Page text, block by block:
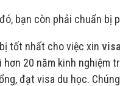
bạn còn phải chuẩn bị
tốt nhất cho việc xin
hơn 20 năm kinh nghiệm
đạt visa du học.